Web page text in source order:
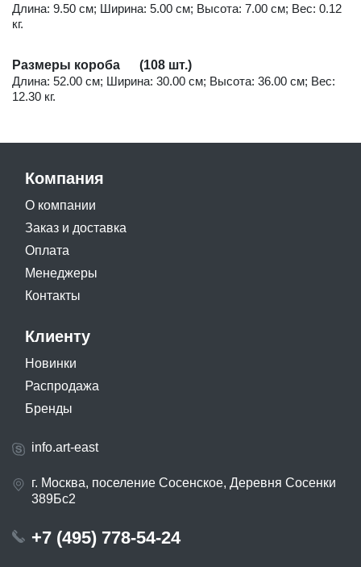
Длина: 9.50 см; Ширина: 5.00 см; Высота: 7.00 см; Вес: 0.12
кг.
Размеры короба (108 шт.)
Длина: 52.00 см; Ширина: 30.00 см; Высота: 36.00 см; Вес:
12.30 кг.
Компания
О компании
Заказ и доставка
Оплата
Менеджеры
Контакты
Клиенту
Новинки
Распродажа
Бренды
info.art-east
г. Москва, поселение Сосенское, Деревня Сосенки
389Бс2
+7 (495) 778-54-24